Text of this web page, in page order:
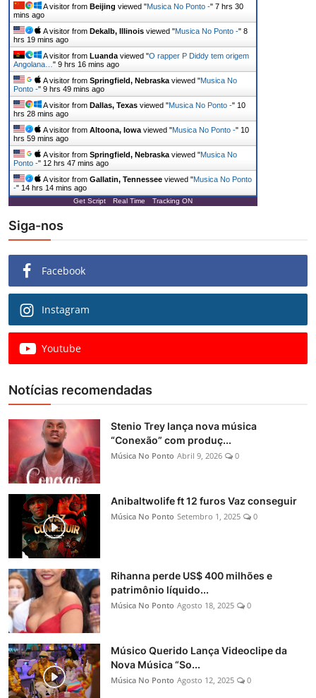
A visitor from Beijing viewed "Musica No Ponto -" 7 hrs 30
mins ago
A visitor from Dekalb, Illinois viewed "Musica No Ponto -" 8
hrs 19 mins ago
A visitor from Luanda viewed "O rapper P Diddy tem origem
Angolana… " 9 hrs 16 mins ago
A visitor from Springfield, Nebraska viewed "Musica No
Ponto -" 9 hrs 49 mins ago
A visitor from Dallas, Texas viewed "Musica No Ponto -" 10
hrs 28 mins ago
A visitor from Altoona, Iowa viewed "Musica No Ponto -" 10
hrs 59 mins ago
A visitor from Springfield, Nebraska viewed "Musica No
Ponto -" 12 hrs 47 mins ago
A visitor from Gallatin, Tennessee viewed "Musica No Ponto
-" 14 hrs 14 mins ago
Get Script Real Time Tracking ON
Siga-nos
Facebook
Instagram
Youtube
Notícias recomendadas
Stenio Trey lança nova música
“Conexão” com produç...
Música No Ponto Abril 9, 2026 0
Anibaltwolife ft 12 furos Vaz conseguir
Música No Ponto Setembro 1, 2025 0
Rihanna perde US$ 400 milhões e
patrimônio líquido...
Música No Ponto Agosto 18, 2025 0
Músico Querido Lança Videoclipe da
Nova Música “So...
Música No Ponto Agosto 12, 2025 0